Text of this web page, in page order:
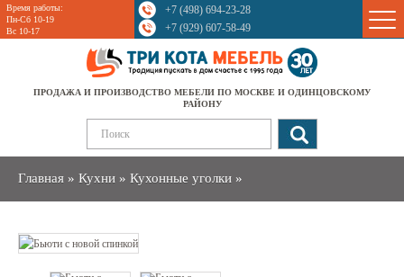
Время работы:
Пн-Сб 10-19
Вс 10-17
+7 (498) 694-23-28
+7 (929) 607-58-49
ПРОДАЖА И ПРОИЗВОДСТВО МЕБЕЛИ ПО МОСКВЕ И ОДИНЦОВСКОМУ
РАЙОНУ
Главная » Кухни » Кухонные уголки »
Sale